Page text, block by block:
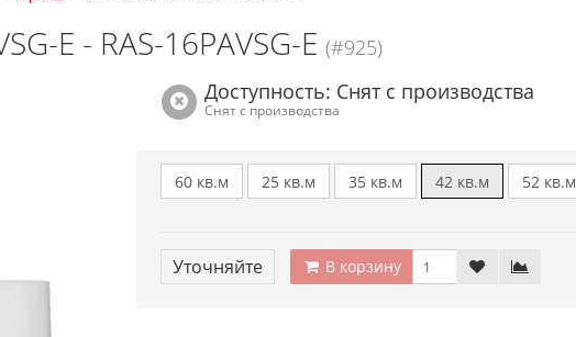
E - RAS-16PAVSG-E (#925)
Доступность: Снят с производства
Снят с производства
60 кв.м 25 кв.м 35 кв.м 42 кв.м 52 кв.м
Уточняйте В корзину